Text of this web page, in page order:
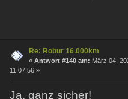
Re: Robur 16.000km
« Antwort #140 am: März 04,
11:07:56 »
Ja, ganz sicher!